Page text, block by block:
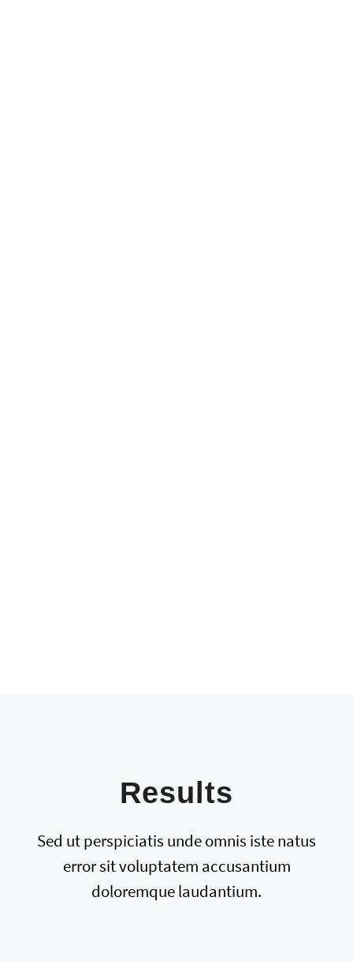
Results
Sed ut perspiciatis unde omnis iste natus
error sit voluptatem accusantium
doloremque laudantium.